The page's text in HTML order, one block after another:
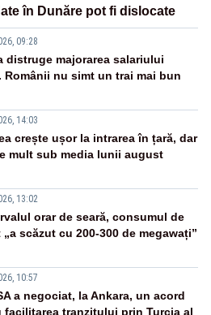
în Dunăre pot fi dislocate
09:28
distruge majorarea salariului
Românii nu simt un trai mai bun
14:03
crește ușor la intrarea în țară, dar
mult sub media lunii august
13:02
orar de seară, consumul de
scăzut cu 200-300 de megawați”
10:57
a negociat, la Ankara, un acord
facilitarea tranzitului prin Turcia al